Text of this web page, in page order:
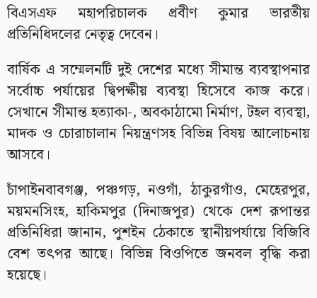
বিএসএফ মহাপরিচালক প্রবীণ কুমার ভারতীয়
প্রতিনিধিদলের নেতৃত্ব দেবেন।
বার্ষিক এ সম্মেলনটি দুই দেশের মধ্যে সীমান্ত ব্যবস্থাপনার
সর্বোচ্চ পর্যায়ের দ্বিপক্ষীয় ব্যবস্থা হিসেবে কাজ করে।
সেখানে সীমান্ত হত্যাকা-, অবকাঠামো নির্মাণ, টহল ব্যবস্থা,
মাদক ও চোরাচালান নিয়ন্ত্রণসহ বিভিন্ন বিষয় আলোচনায়
আসবে।
চাঁপাইনবাবগঞ্জ, পঞ্চগড়, নওগাঁ, ঠাকুরগাঁও, মেহেরপুর,
ময়মনসিংহ, হাকিমপুর (দিনাজপুর) থেকে দেশ রূপান্তর
প্রতিনিধিরা জানান, পুশইন ঠেকাতে স্থানীয়পর্যায়ে বিজিবি
বেশ তৎপর আছে। বিভিন্ন বিওপিতে জনবল বৃদ্ধি করা
হয়েছে।